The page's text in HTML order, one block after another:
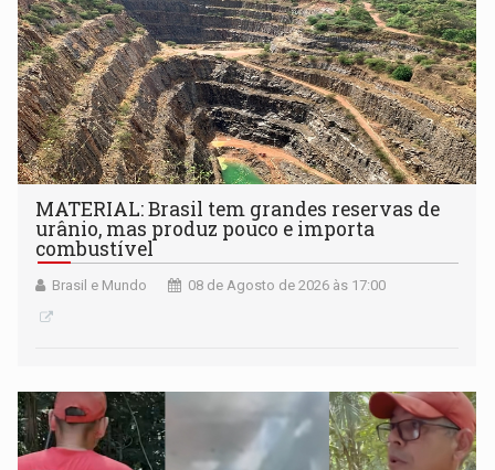
MATERIAL: Brasil tem grandes reservas de
urânio, mas produz pouco e importa
combustível
Brasil e Mundo 08 de Agosto de 2026 às 17:00